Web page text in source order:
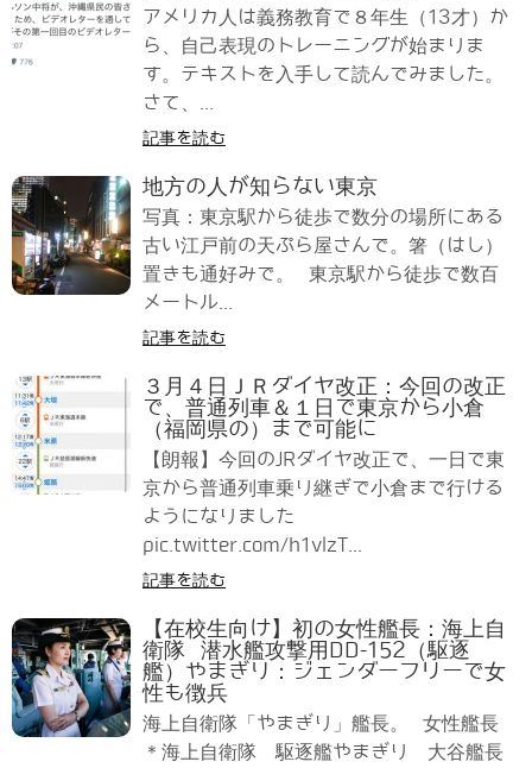
アメリカ人は義務教育で８年生（13才）か
ら、自己表現のトレーニングが始まりま
す。テキストを入手して読んでみました。
さて、...
記事を読む
地方の人が知らない東京
写真：東京駅から徒歩で数分の場所にある
古い江戸前の天ぷら屋さんで。箸（はし）
置きも通好みで。 東京駅から徒歩で数百
メートル...
記事を読む
３月４日ＪＲダイヤ改正：今回の改正
で、普通列車＆１日で東京から小倉
（福岡県の）まで可能に
【朗報】今回のJRダイヤ改正で、一日で東
京から普通列車乗り継ぎで小倉まで行ける
ようになりました
pic.twitter.com/h1vlzT...
記事を読む
【在校生向け】初の女性艦長：海上自
衛隊 潜水艦攻撃用DD-152（駆逐
艦）やまぎり：ジェンダーフリーで女
性も徴兵
海上自衛隊「やまぎり」艦長。 女性艦長
＊海上自衛隊 駆逐艦やまぎり 大谷艦長